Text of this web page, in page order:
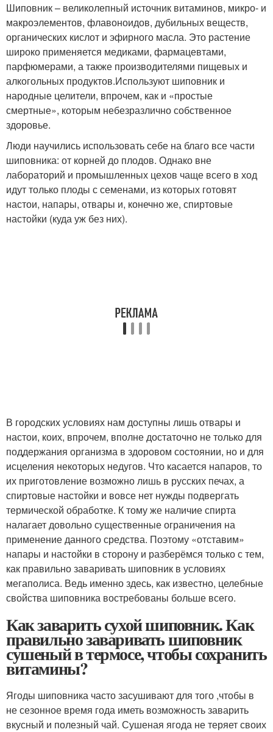
Шиповник – великолепный источник витаминов, микро- и
макроэлементов, флавоноидов, дубильных веществ,
органических кислот и эфирного масла. Это растение
широко применяется медиками, фармацевтами,
парфюмерами, а также производителями пищевых и
алкогольных продуктов.Используют шиповник и
народные целители, впрочем, как и «простые
смертные», которым небезразлично собственное
здоровье.
Люди научились использовать себе на благо все части
шиповника: от корней до плодов. Однако вне
лабораторий и промышленных цехов чаще всего в ход
идут только плоды с семенами, из которых готовят
настои, напары, отвары и, конечно же, спиртовые
настойки (куда уж без них).
В городских условиях нам доступны лишь отвары и
настои, коих, впрочем, вполне достаточно не только для
поддержания организма в здоровом состоянии, но и для
исцеления некоторых недугов. Что касается напаров, то
их приготовление возможно лишь в русских печах, а
спиртовые настойки и вовсе нет нужды подвергать
термической обработке. К тому же наличие спирта
налагает довольно существенные ограничения на
применение данного средства. Поэтому «отставим»
напары и настойки в сторону и разберёмся только с тем,
как правильно заваривать шиповник в условиях
мегаполиса. Ведь именно здесь, как известно, целебные
свойства шиповника востребованы больше всего.
Как заварить сухой шиповник. Как
правильно заваривать шиповник
сушеный в термосе, чтобы сохранить
витамины?
Ягоды шиповника часто засушивают для того ,чтобы в
не сезонное время года иметь возможность заварить
вкусный и полезный чай. Сушеная ягода не теряет своих